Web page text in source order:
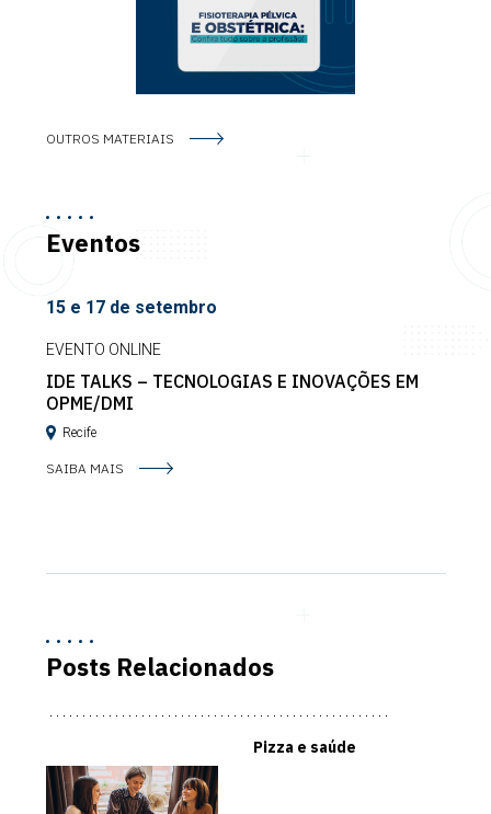
OUTROS MATERIAIS
Eventos
15 e 17 de setembro
EVENTO ONLINE
IDE TALKS – TECNOLOGIAS E INOVAÇÕES EM
OPME/DMI
Recife
SAIBA MAIS
Posts Relacionados
Pizza e saúde